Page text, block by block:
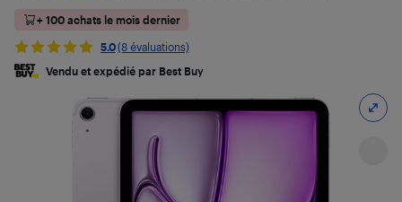
+ 100 achats le mois dernier
5.0(8 évaluations)
Vendu et expédié par Best Buy